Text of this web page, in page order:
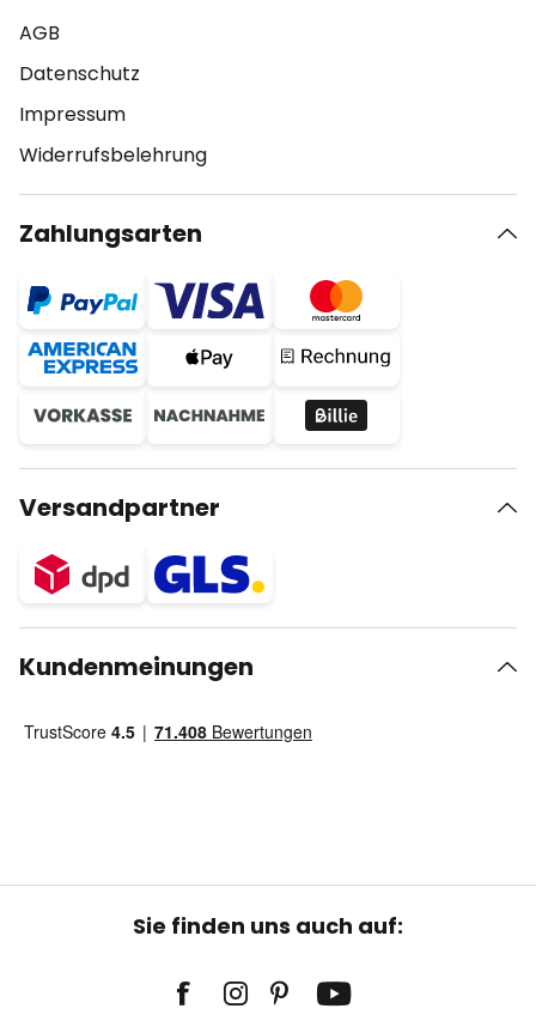
AGB
Datenschutz
Impressum
Widerrufsbelehrung
Zahlungsarten
Versandpartner
Kundenmeinungen
Sie finden uns auch auf: